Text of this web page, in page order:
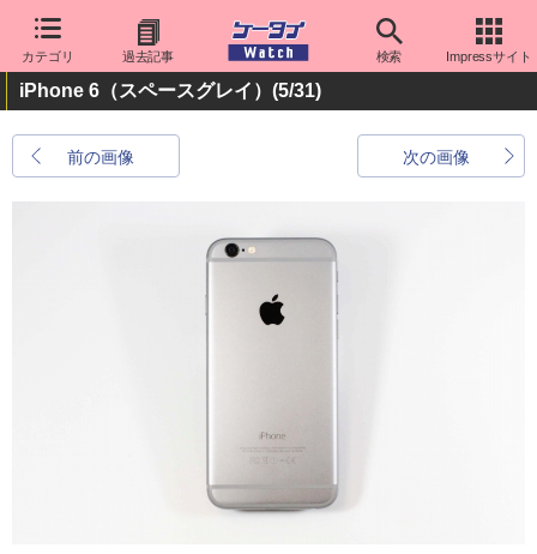
カテゴリ 過去記事 検索 Impressサイト
iPhone 6（スペースグレイ） (5/31)
前の画像 次の画像